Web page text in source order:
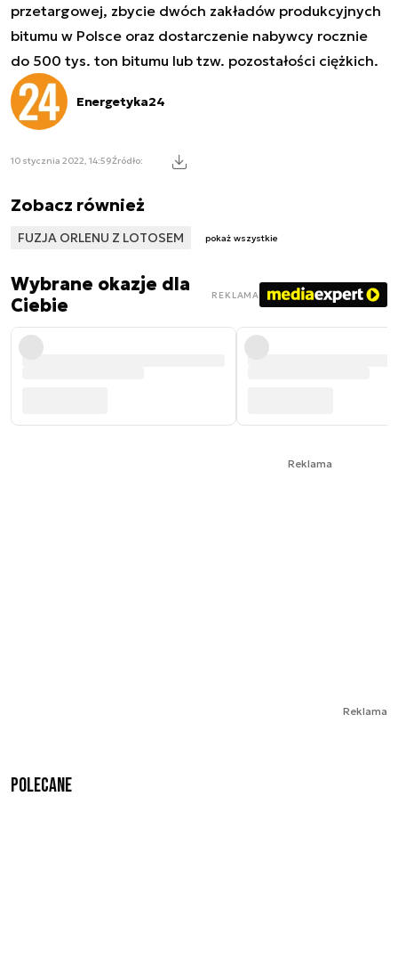
przetargowej, zbycie dwóch zakładów produkcyjnych
bitumu w Polsce oraz dostarczenie nabywcy rocznie
do 500 tys. ton bitumu lub tzw. pozostałości ciężkich.
Energetyka24
10 stycznia 2022, 14:59Źródło:
Zobacz również
FUZJA ORLENU Z LOTOSEM pokaż wszystkie
Wybrane okazje dla
Ciebie
REKLAMA
Reklama
Reklama
Polecane